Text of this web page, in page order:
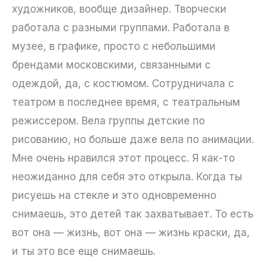
художников, вообще дизайнер. Творчески
работала с разными группами. Работала в
музее, в графике, просто с небольшими
брендами московскими, связанными с
одеждой, да, с костюмом. Сотрудничала с
театром в последнее время, с театральным
режиссером. Вела группы детские по
рисованию, но больше даже вела по анимации.
Мне очень нравился этот процесс. Я как-то
неожиданно для себя это открыла. Когда ты
рисуешь на стекле и это одновременно
снимаешь, это детей так захватывает. То есть
вот она — жизнь, вот она — жизнь краски, да,
и ты это все еще снимаешь.